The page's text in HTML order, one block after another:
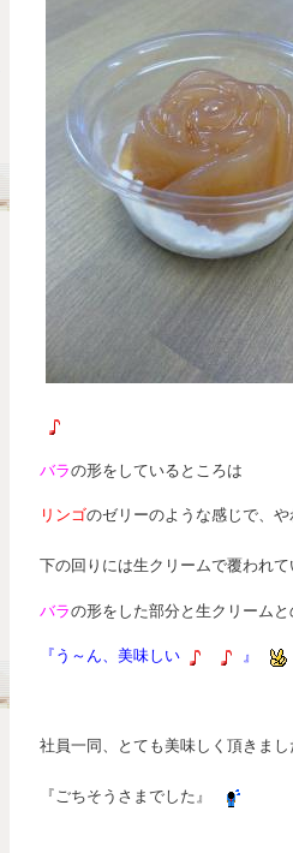
バラの形をしているところは
リンゴのゼリーのような感じで、や
下の回りには生クリームで覆われて
バラの形をした部分と生クリーム
『う～ん、美味しい 』
社員一同、とても美味しく頂きまし
『ごちそうさまでした』